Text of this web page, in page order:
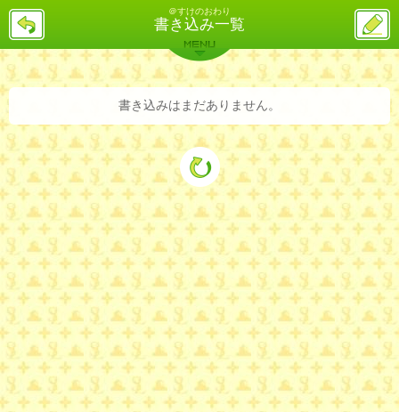
＠すけのおわり
書き込み一覧
戻
ス
投
稿
バックナンバー 詳細検索 ランキング
MENU
書き込みはまだありません。